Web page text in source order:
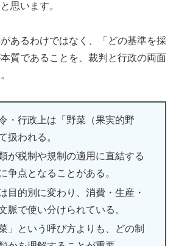
思います。
あるわけではなく、「どの基準を採
質であることを、裁判と行政の両面
・行政上は「野菜（果実的野
扱われる。
が税制や規制の適用に直結する
争点となることがある。
目的別に変わり、消費・生産・
脈で使い分けられている。
」という呼び方よりも、どの制